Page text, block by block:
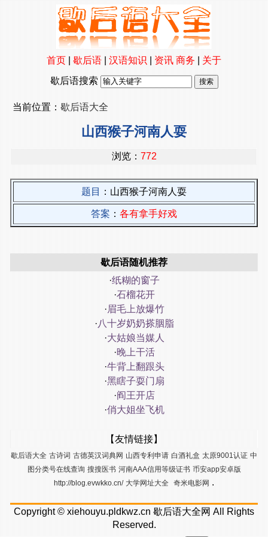
首页|歇后语|汉语知识|资讯 商务|关于
歇后语搜索
当前位置：歇后语大全
山西猴子河南人耍
浏览： 772
题目 ：山西猴子河南人耍
答案 ： 各有拿手好戏
歇后语随机推荐
·纸糊的窗子
·石榴花开
·眉毛上放爆竹
·八十岁奶奶搽胭脂
·大姑娘当媒人
·晚上干活
·牛背上翻跟头
·黑瞎子耍门扇
·阎王开店
·俏大姐坐飞机
【友情链接】
歇后语大全 古诗词 古德英汉词典网 山西专利申请 白酒礼盒 太原9001认证 中
图分类号在线查询 搜搜医书 河南AAA信用等级证书 币安app安卓版
http://blog.evwkko.cn/ 大学网址大全 奇米电影网.
Copyright ©xiehouyu.pldkwz.cn 歇后语大全网All Rights
Reserved.